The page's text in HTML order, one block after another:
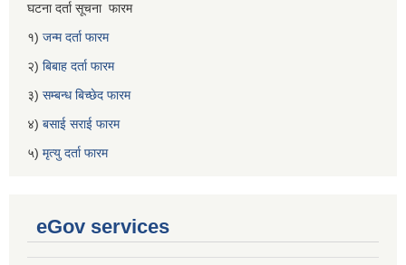
घटना दर्ता सूचना फारम
१) जन्म दर्ता फारम
२) बिबाह दर्ता फारम
३) सम्बन्ध बिच्छेद फारम
४) बसाई सराई फारम
५) मृत्यु दर्ता फारम
eGov services